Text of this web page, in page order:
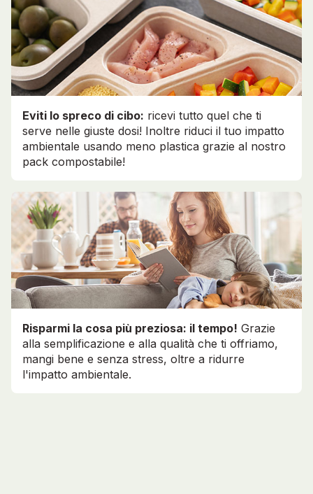
Eviti lo spreco di cibo: ricevi tutto quel che ti
serve nelle giuste dosi! Inoltre riduci il tuo impatto
ambientale usando meno plastica grazie al nostro
pack compostabile!
Risparmi la cosa più preziosa: il tempo! Grazie
alla semplificazione e alla qualità che ti offriamo,
mangi bene e senza stress, oltre a ridurre
l'impatto ambientale.